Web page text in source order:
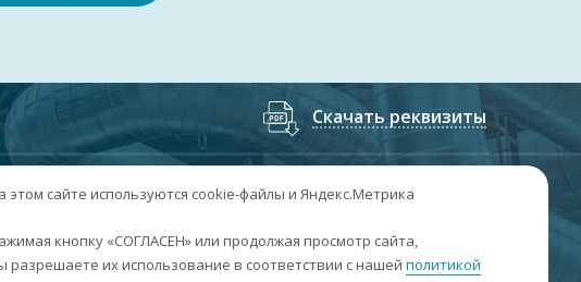
Скачать реквизиты
+7 (3852) 50-60-74;+7 (3852) 50-60-73
г. Барнаул, пр. Ленина, 158А, Н1/204
этом сайте используются cookie-файлы и Яндекс.Метрика
кнопку «СОГЛАСЕН» или продолжая просмотр сайта,
разрешаете их использование в соответствии с нашей политикой